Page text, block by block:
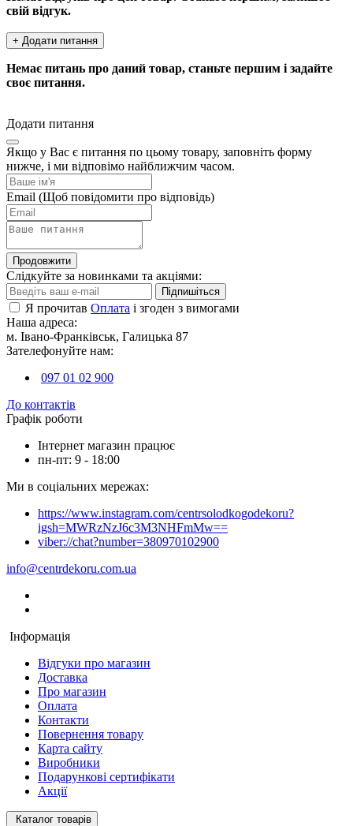
свій відгук.
+ Додати питання
Немає питань про даний товар, станьте першим і задайте
своє питання.
Додати питання
Якщо у Вас є питання по цьому товару, заповніть форму
нижче, і ми відповімо найближчим часом.
Email (Щоб повідомити про відповідь)
Продовжити
Слідкуйте за новинками та акціями:
Підпишіться
Я прочитав Оплата і згоден з вимогами
Наша адреса:
м. Івано-Франківськ, Галицька 87
Зателефонуйте нам:
097 01 02 900
До контактів
Графік роботи
Інтернет магазин працює
пн-пт: 9 - 18:00
Ми в соціальних мережах:
https://www.instagram.com/centrsolodkogodekoru?
igsh=MWRzNzJ6c3M3NHFmMw==
viber://chat?number=380970102900
info@centrdekoru.com.ua
Інформація
Відгуки про магазин
Доставка
Про магазин
Оплата
Контакти
Повернення товару
Карта сайту
Виробники
Подарункові сертифікати
Акції
Каталог товарів